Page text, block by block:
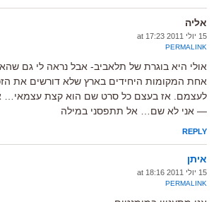
אליה
15 יולי 2011 at 17:23
PERMALINK
אולי היא בוגרת של תלאביב- אבל נראה לי גם
אחת המקומות היחידים בארץ שלא דורשים את
לעצמם. אז בעצם כל סרט שם הוא קצת עצמאי…
— אני לא שם… אל תתפסני במילה
REPLY
איתן
15 יולי 2011 at 18:16
PERMALINK